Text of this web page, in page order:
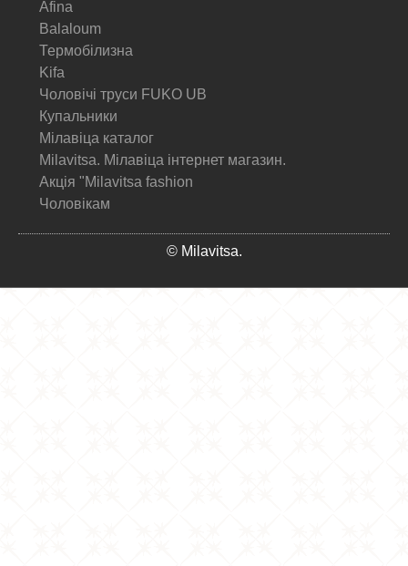
Afina
Balaloum
Термобілизна
Kifa
Чоловічі труси FUKO UB
Купальники
Мілавіца каталог
Milavitsa. Мілавіца інтернет магазин.
Акція "Milavitsa fashion
Чоловікам
© Milavitsa.